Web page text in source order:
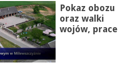
Pokaz obozu
oraz walki
wojów, prace